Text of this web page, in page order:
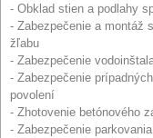
- Obklad stien a podlahy
- Zabezpečenie a montáž
žľabu
- Zabezpečenie
- Zabezpečenie
povolení
- Zhotovenie betónového
- Zabezpečenie